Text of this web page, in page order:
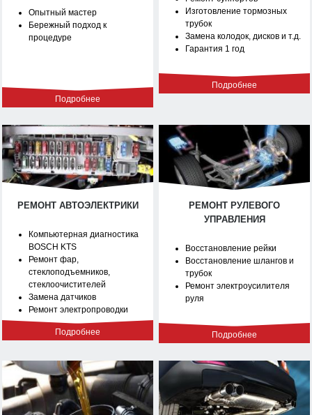
Опытный мастер
Бережный подход к
процедуре
Подробнее
Изготовление тормозных
трубок
Замена колодок, дисков и т.д.
Гарантия 1 год
Подробнее
РЕМОНТ АВТОЭЛЕКТРИКИ
Компьютерная диагностика
BOSCH KTS
Ремонт фар,
стеклоподъемников,
стеклоочистителей
Замена датчиков
Ремонт электропроводки
Подробнее
РЕМОНТ РУЛЕВОГО
УПРАВЛЕНИЯ
Восстановление рейки
Восстановление шлангов и
трубок
Ремонт электроусилителя
руля
Подробнее